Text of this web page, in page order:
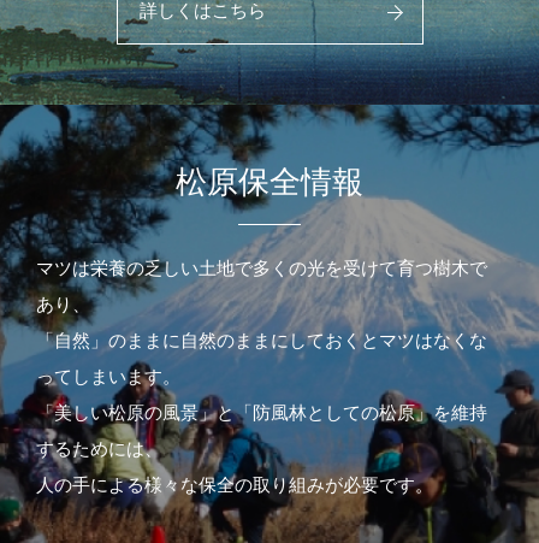
詳しくはこちら
松原保全情報
マツは栄養の乏しい土地で多くの光を受けて育つ樹木で
あり、
「自然」のままに自然のままにしておくとマツはなくな
ってしまいます。
「美しい松原の風景」と「防風林としての松原」を維持
するためには、
人の手による様々な保全の取り組みが必要です。